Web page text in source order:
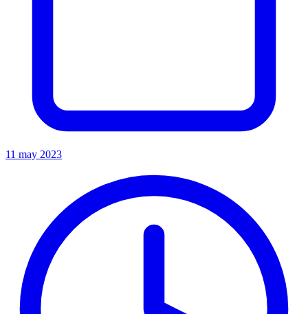
11 may 2023